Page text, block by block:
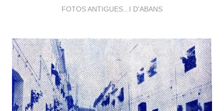
FOTOS ANTIGUES...I D'ABANS